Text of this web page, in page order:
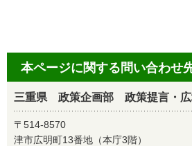
本ページに関する問い合わせ
三重県 政策企画部 政策提言・広
〒514-8570
津市広明町13番地（本庁3階）